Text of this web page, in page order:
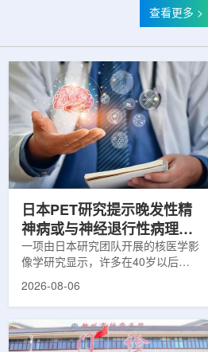
查看更多 >
日本PET研究提示晚发性精
神病或与神经退行性病理相
关
一项由日本研究团队开展的核医学影
像学研究显示，许多在40岁以后首
次出现幻觉、妄想等精神病性症状的
常沉积。研究纳入37名晚发性精神
病患者和47名年龄匹配的健康对照
2026-08-06